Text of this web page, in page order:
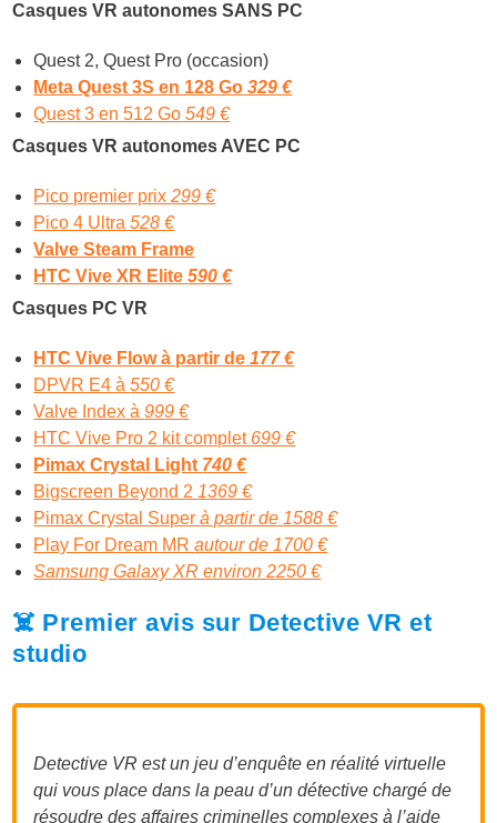
Casques VR autonomes SANS PC
Quest 2, Quest Pro (occasion)
Meta Quest 3S en 128 Go 329 €
Quest 3 en 512 Go 549 €
Casques VR autonomes AVEC PC
Pico premier prix299 €
Pico 4 Ultra 528 €
Valve Steam Frame
HTC Vive XR Elite590 €
Casques PC VR
HTC Vive Flow à partir de 177 €
DPVR E4 à550 €
Valve Index à999 €
HTC Vive Pro 2 kit complet 699 €
Pimax Crystal Light 740 €
Bigscreen Beyond 2 1369 €
Pimax Crystal Superà partir de 1588 €
Play For Dream MRautour de 1700 €
Samsung Galaxy XR environ 2250 €
☠️ Premier avis sur Detective VR et
studio
Detective VR est un jeu d’enquête en réalité virtuelle
qui vous place dans la peau d’un détective chargé de
résoudre des affaires criminelles complexes à l’aide